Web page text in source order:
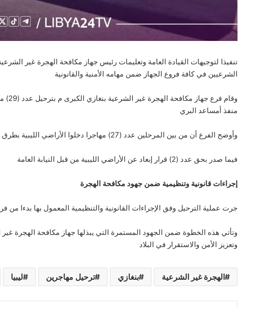
تنفيذا لتوجيهات القيادة العامة وتعليمات رئيس جهاز مكافحة الهجرة غير
الشرعيين في كافة فروع الجهاز ضمن مهامه الأمنية والقانونية
وقام
منفذ أمساعد البري
وأوضح الفرع أن من بين المرحلين عدد (27) مهاجرا دخلوا الأراضي الليبية بطرق غير قانونية ودون حيازة وثائق سفر
فيما صدر بحق عدد (2) قرار إبعاد عن الأراضي الليبية من قبل النيابة العامة
إجراءات قانونية وتنظيمية ضمن جهود مكافحة الهجرة
جرت عملية الترحيل وفق الإجراءات القانونية والتنظيمية المعمول بها بدءا من
وتأتي هذه الخطوة ضمن الجهود المستمرة التي يبذلها جهاز مكافحة الهجرة
وتعزيز الأمن والاستقرار في البلاد
الهجرة غير الشرعية بنغازي ترحيل مهاجرين ليبيا